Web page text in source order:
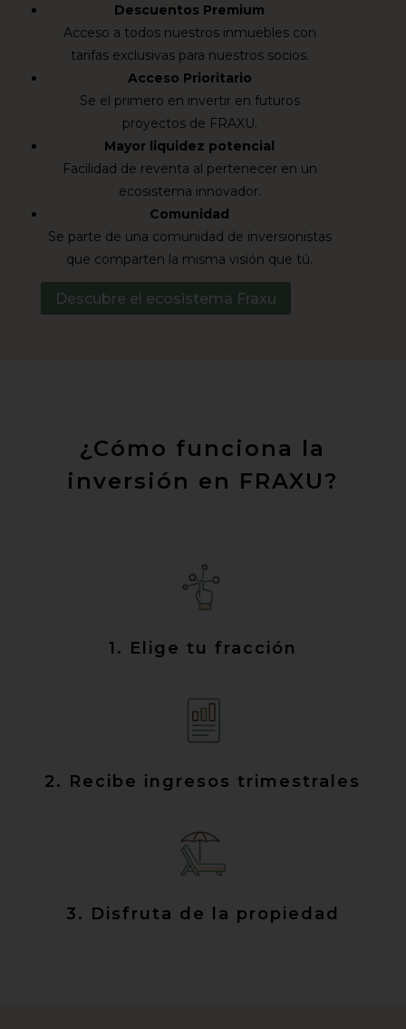
Descuentos Premium
Acceso a todos nuestros inmuebles con
tarifas exclusivas para nuestros socios.
Acceso Prioritario
Se el primero en invertir en futuros
proyectos de FRAXU.
Mayor liquidez potencial
Facilidad de reventa al pertenecer en un
ecosistema innovador.
Comunidad
Se parte de una comunidad de inversionistas
que comparten la misma visión que tú.
Descubre el ecosistema Fraxu
¿Cómo funciona la
inversión en FRAXU?
1. Elige tu fracción
2. Recibe ingresos trimestrales
3. Disfruta de la propiedad